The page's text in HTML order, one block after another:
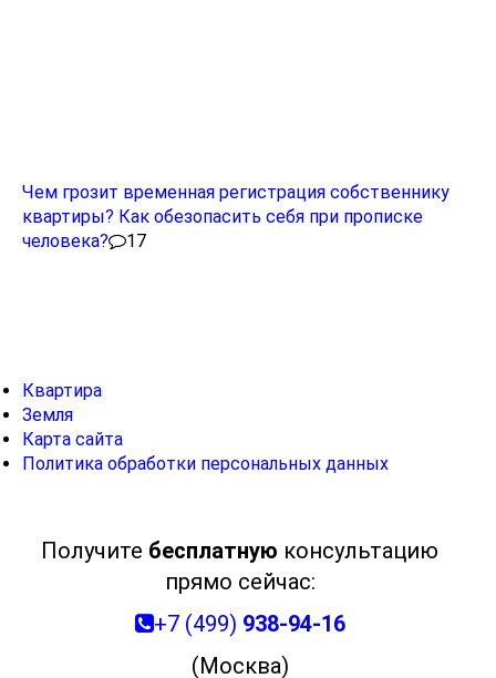
Чем грозит временная регистрация собственнику
квартиры? Как обезопасить себя при прописке
человека?
17
Квартира
Земля
Карта сайта
Политика обработки персональных данных
Получите бесплатную консультацию
прямо сейчас:
+7 (499) 938-94-16
(Москва)